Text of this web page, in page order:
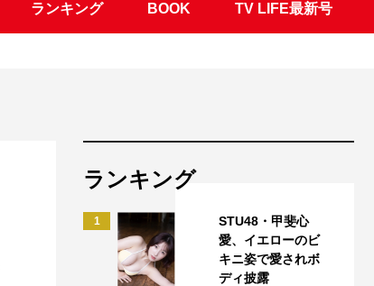
ランキング BOOK TV LIFE最新号
ランキング
1
STU48・甲斐心
愛、イエローのビ
キニ姿で愛されボ
ディ披露